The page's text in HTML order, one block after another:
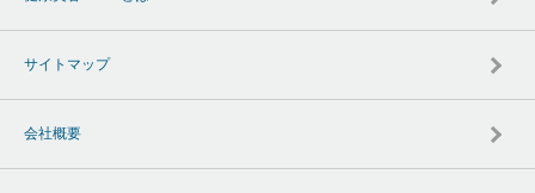
サイトマップ
会社概要